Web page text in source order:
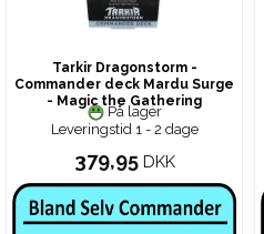
Tarkir Dragonstorm -
Commander deck Mardu Surge
- Magic the Gathering
På lager
Leveringstid 1 - 2 dage
379,95 DKK